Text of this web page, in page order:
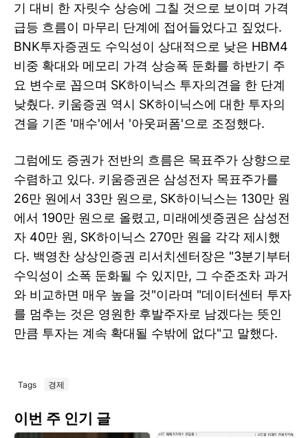
기 대비 한 자릿수 상승에 그칠 것으로 보이며 가격
급등 흐름이 마무리 단계에 접어들었다고 짚었다.
BNK투자증권도 수익성이 상대적으로 낮은 HBM4
비중 확대와 메모리 가격 상승폭 둔화를 하반기 주
요 변수로 꼽으며 SK하이닉스 투자의견을 한 단계
낮췄다. 키움증권 역시 SK하이닉스에 대한 투자의
견을 기존 '매수'에서 '아웃퍼폼'으로 조정했다.
그럼에도 증권가 전반의 흐름은 목표주가 상향으로
수렴하고 있다. 키움증권은 삼성전자 목표주가를
26만 원에서 33만 원으로, SK하이닉스는 130만 원
에서 190만 원으로 올렸고, 미래에셋증권은 삼성전
자 40만 원, SK하이닉스 270만 원을 각각 제시했
다. 백영찬 상상인증권 리서치센터장은 "3분기부터
수익성이 소폭 둔화될 수 있지만, 그 수준조차 과거
와 비교하면 매우 높을 것"이라며 "데이터센터 투자
를 멈추는 것은 영원한 후발주자로 남겠다는 뜻인
만큼 투자는 계속 확대될 수밖에 없다"고 말했다.
Tags 경제
이번 주 인기 글